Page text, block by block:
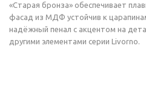
«Старая бронза» обеспечивает
фасад из МДФ устойчив к
надёжный пенал с акцентом на
другими элементами серии Livorno.